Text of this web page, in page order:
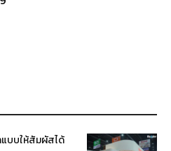
แบบให้สัมผัสได้